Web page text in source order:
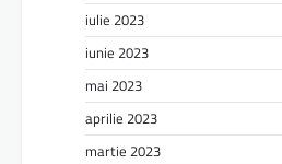
iulie 2023
iunie 2023
mai 2023
aprilie 2023
martie 2023